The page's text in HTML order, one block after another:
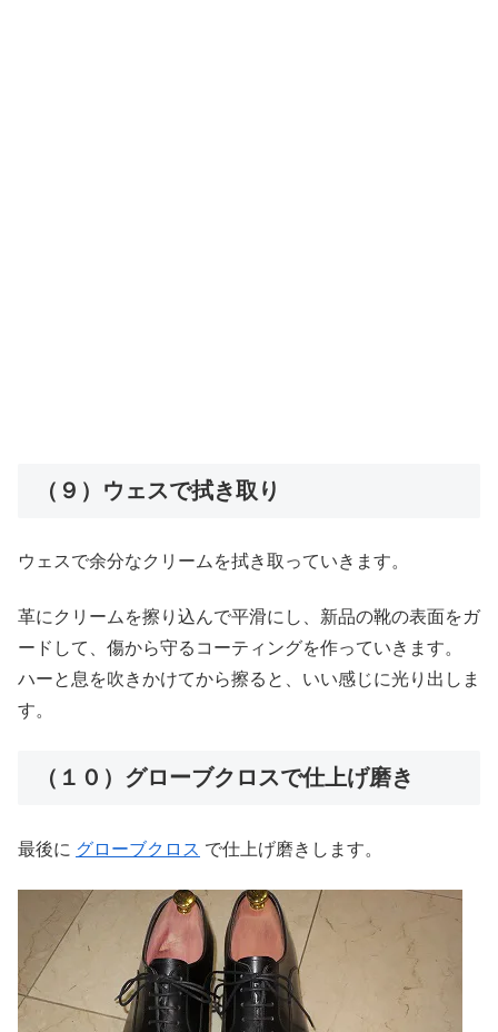
（９）ウェスで拭き取り
ウェスで余分なクリームを拭き取っていきます。
革にクリームを擦り込んで平滑にし、新品の靴の表面をガ
ードして、傷から守るコーティングを作っていきます。
ハーと息を吹きかけてから擦ると、いい感じに光り出しま
す。
（１０）グローブクロスで仕上げ磨き
最後に グローブクロス で仕上げ磨きします。